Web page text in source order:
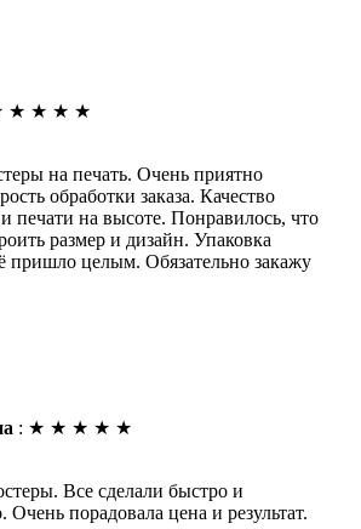
★ ★ ★ ★
на печать. Очень приятно
обработки заказа. Качество
печати на высоте. Понравилось, что
размер и дизайн. Упаковка
пришло целым. Обязательно закажу
: ★ ★ ★ ★ ★
Все сделали быстро и
Очень порадовала цена и результат.